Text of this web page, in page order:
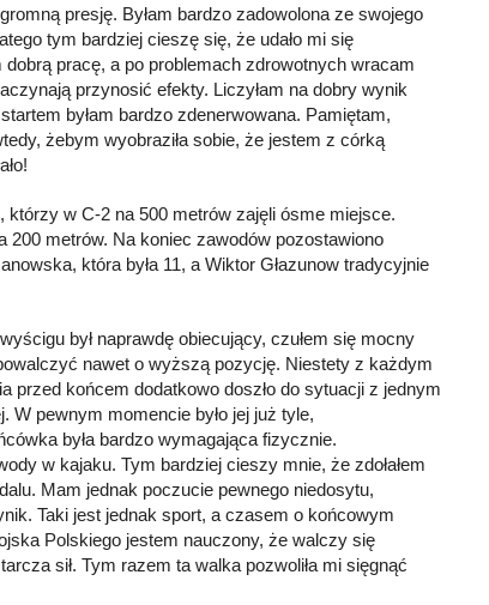
presję. Byłam bardzo zadowolona ze swojego
tym bardziej cieszę się, że udało mi się
pracę, a po problemach zdrowotnych wracam
przynosić efekty. Liczyłam na dobry wynik
byłam bardzo zdenerwowana. Pamiętam,
żebym wyobraziła sobie, że jestem z córką
w C-2 na 500 metrów zajęli ósme miejsce.
200 metrów. Na koniec zawodów pozostawiono
która była 11, a Wiktor Głazunow tradycyjnie
był naprawdę obiecujący, czułem się mocny
nawet o wyższą pozycję. Niestety z każdym
przed końcem dodatkowo doszło do sytuacji z jednym
W pewnym momencie było jej już tyle,
była bardzo wymagająca fizycznie.
w kajaku. Tym bardziej cieszy mnie, że zdołałem
Mam jednak poczucie pewnego niedosytu,
Taki jest jednak sport, a czasem o końcowym
Polskiego jestem nauczony, że walczy się
sił. Tym razem ta walka pozwoliła mi sięgnąć